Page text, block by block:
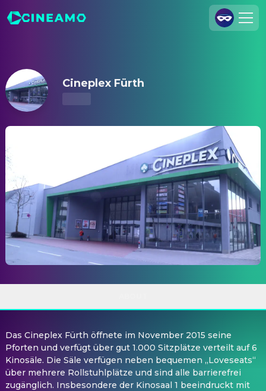
Legal Notice
Data Security
Privacy Settings
Cineplex Fürth
Das Cineplex Fürth öffnete im November 2015 seine
Pforten und verfügt über gut 1.000 Sitzplätze verteilt auf 6
Kinosäle. Die Säle verfügen neben bequemen „Loveseats“
über mehrere Rollstuhlplätze und sind alle barrierefrei
zugänglich. Insbesondere der Kinosaal 1 beeindruckt mit